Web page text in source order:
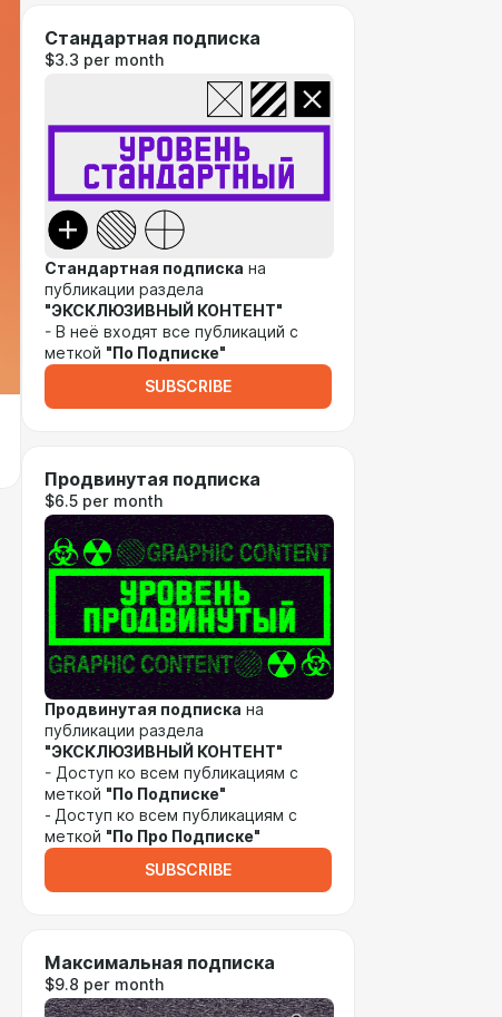
Стандартная подписка
$3.3 per month
Стандартная подписка на
публикации раздела
"ЭКСКЛЮЗИВНЫЙ КОНТЕНТ"
- В неё входят все публикаций с
меткой "По Подписке"
SUBSCRIBE
Продвинутая подписка
$6.5 per month
Продвинутая подписка на
публикации раздела
"ЭКСКЛЮЗИВНЫЙ КОНТЕНТ"
- Доступ ко всем публикациям с
меткой "По Подписке"
- Доступ ко всем публикациям с
меткой "По Про Подписке"
SUBSCRIBE
Максимальная подписка
$9.8 per month